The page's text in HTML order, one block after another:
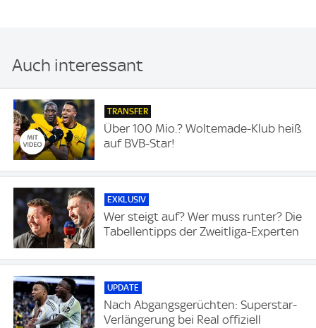
Auch interessant
TRANSFER
Über 100 Mio.? Woltemade-Klub heiß
auf BVB-Star!
EXKLUSIV
Wer steigt auf? Wer muss runter? Die
Tabellentipps der Zweitliga-Experten
UPDATE
Nach Abgangsgerüchten: Superstar-
Verlängerung bei Real offiziell